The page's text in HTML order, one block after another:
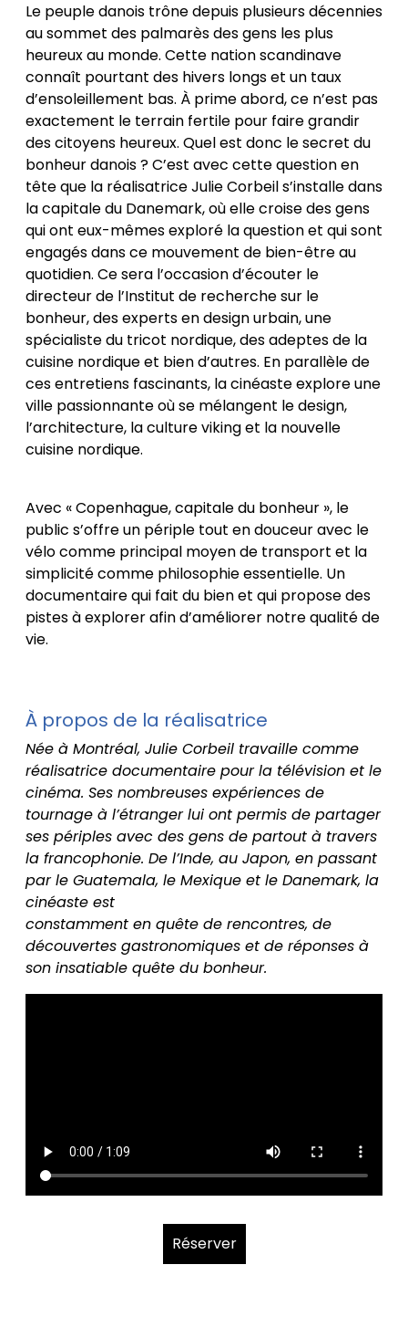
Le peuple danois trône depuis plusieurs décennies
au sommet des palmarès des gens les plus
heureux au monde. Cette nation scandinave
connaît pourtant des hivers longs et un taux
d’ensoleillement bas. À prime abord, ce n’est pas
exactement le terrain fertile pour faire grandir
des citoyens heureux. Quel est donc le secret du
bonheur danois ? C’est avec cette question en
tête que la réalisatrice Julie Corbeil s’installe dans
la capitale du Danemark, où elle croise des gens
qui ont eux-mêmes exploré la question et qui sont
engagés dans ce mouvement de bien-être au
quotidien. Ce sera l’occasion d’écouter le
directeur de l’Institut de recherche sur le
bonheur, des experts en design urbain, une
spécialiste du tricot nordique, des adeptes de la
cuisine nordique et bien d’autres. En parallèle de
ces entretiens fascinants, la cinéaste explore une
ville passionnante où se mélangent le design,
l’architecture, la culture viking et la nouvelle
cuisine nordique.
Avec « Copenhague, capitale du bonheur », le
public s’offre un périple tout en douceur avec le
vélo comme principal moyen de transport et la
simplicité comme philosophie essentielle. Un
documentaire qui fait du bien et qui propose des
pistes à explorer afin d’améliorer notre qualité de
vie.
À propos de la réalisatrice
Née à Montréal, Julie Corbeil travaille comme
réalisatrice documentaire pour la télévision et le
cinéma. Ses nombreuses expériences de
tournage à l’étranger lui ont permis de partager
ses périples avec des gens de partout à travers
la francophonie. De l’Inde, au Japon, en passant
par le Guatemala, le Mexique et le Danemark, la
cinéaste est
constamment en quête de rencontres, de
découvertes gastronomiques et de réponses à
son insatiable quête du bonheur.
Réserver